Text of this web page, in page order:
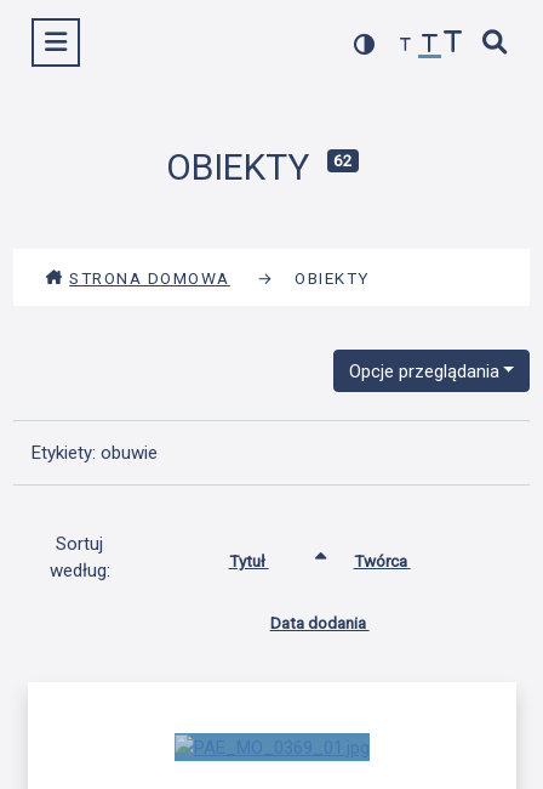
Wyświetl menu
OBIEKTY 62
STRONA DOMOWA → OBIEKTY
Opcje przeglądania
Etykiety: obuwie
Sortuj
według:
Tytuł Twórca
Data dodania